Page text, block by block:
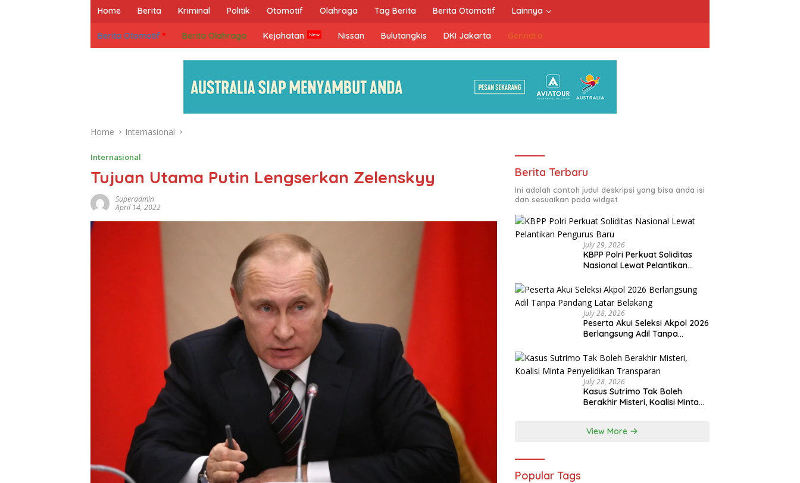
Home Berita Kriminal Politik Otomotif Olahraga Tag Berita Berita Otomotif Lainnya
Berita Otomotif Berita Olahraga Kejahatan Nissan Bulutangkis DKI Jakarta Gerindra
Home Internasional
Internasional
Tujuan Utama Putin Lengserkan Zelenskyy
Superadmin
April 14, 2022
Berita Terbaru
Ini adalah contoh judul deskripsi yang bisa anda isi
dan sesuaikan pada widget
July 29, 2026
KBPP Polri Perkuat Soliditas
Nasional Lewat Pelantikan
July 28, 2026
Peserta Akui Seleksi Akpol 2026
Berlangsung Adil Tanpa
July 28, 2026
Kasus Sutrimo Tak Boleh
Berakhir Misteri, Koalisi Minta
View More
Popular Tags